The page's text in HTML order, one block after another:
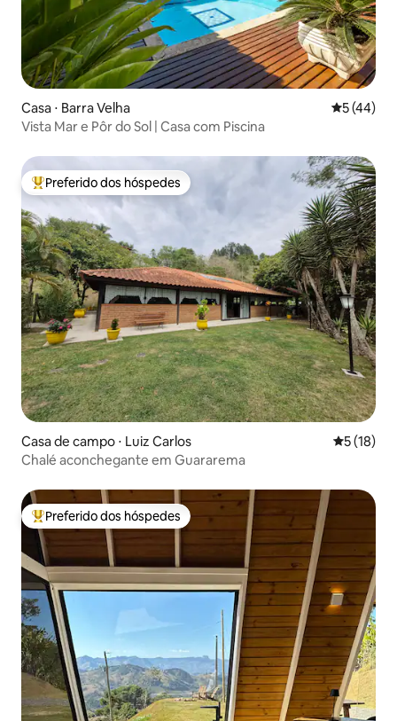
Casa ⋅ Barra Velha 5 de uma
5 (44)
Vista Mar e Pôr do Sol | Casa com Piscina
Entre os melhores preferidos dos hóspedes
Preferido dos hóspedes
Casa de campo ⋅ Luiz Carlos 5 de uma
5 (18)
Chalé aconchegante em Guararema
Entre os melhores preferidos dos hóspedes
Preferido dos hóspedes